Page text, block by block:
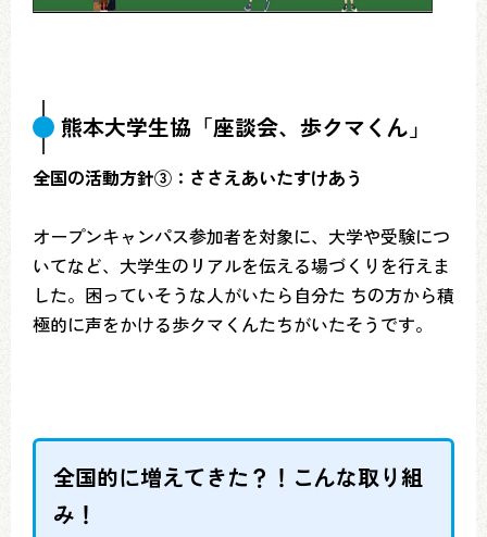
熊本大学生協「座談会、歩クマくん」
全国の活動方針③：ささえあいたすけあう
オープンキャンパス参加者を対象に、大学や受験につ
いてなど、大学生のリアルを伝える場づくりを行えま
した。困っていそうな人がいたら自分た ちの方から積
極的に声をかける歩クマくんたちがいたそうです。
全国的に増えてきた？！こんな取り組
み！